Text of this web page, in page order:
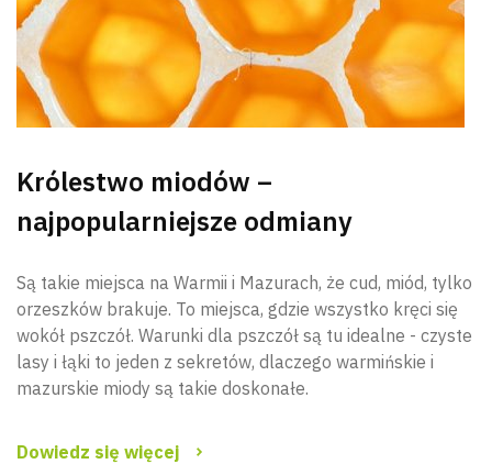
Królestwo miodów –
najpopularniejsze odmiany
Są takie miejsca na Warmii i Mazurach, że cud, miód, tylko
orzeszków brakuje. To miejsca, gdzie wszystko kręci się
wokół pszczół. Warunki dla pszczół są tu idealne - czyste
lasy i łąki to jeden z sekretów, dlaczego warmińskie i
mazurskie miody są takie doskonałe.
Dowiedz się więcej